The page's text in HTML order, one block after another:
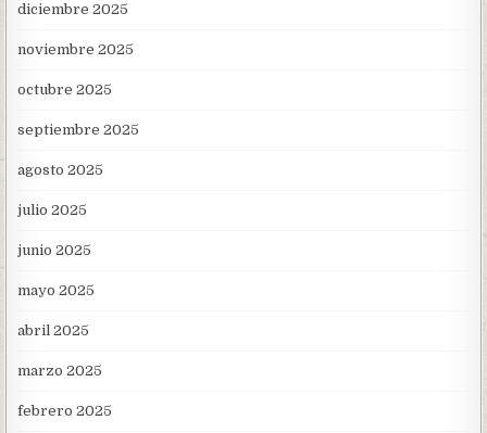
diciembre 2025
noviembre 2025
octubre 2025
septiembre 2025
agosto 2025
julio 2025
junio 2025
mayo 2025
abril 2025
marzo 2025
febrero 2025